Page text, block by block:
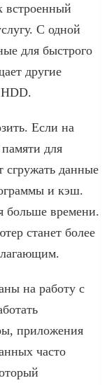
встроенный
С одной
для быстрого
другие
Если на
для
сгружать данные
и кэш.
больше времени.
станет более
на работу с
приложения
часто